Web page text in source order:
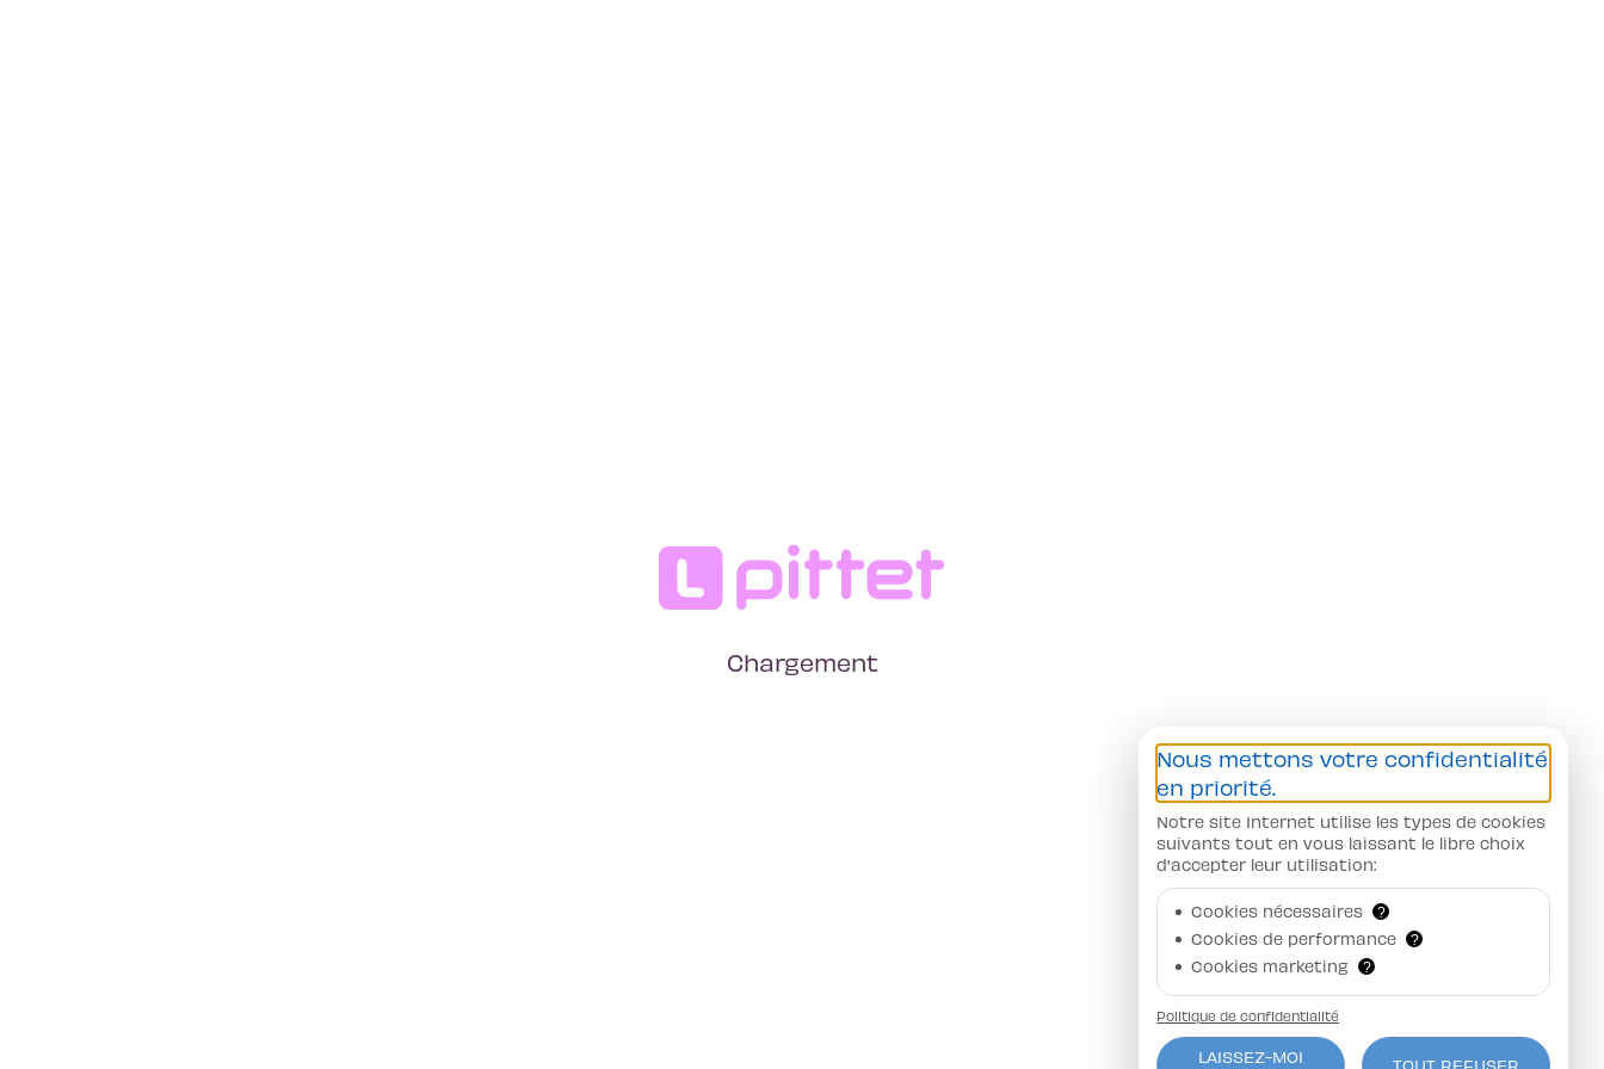
Chargement
Nous mettons votre confidentialité
en priorité.
Notre site Internet utilise les types de cookies
suivants tout en vous laissant le libre choix
d'accepter leur utilisation:
Cookies nécessaires ?
Cookies de performance ?
Cookies marketing ?
Politique de confidentialité
LAISSEZ-MOI
TOUT REFUSER